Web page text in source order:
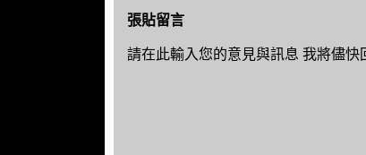
張貼留言
請在此輸入您的意見與訊息 我將儘快